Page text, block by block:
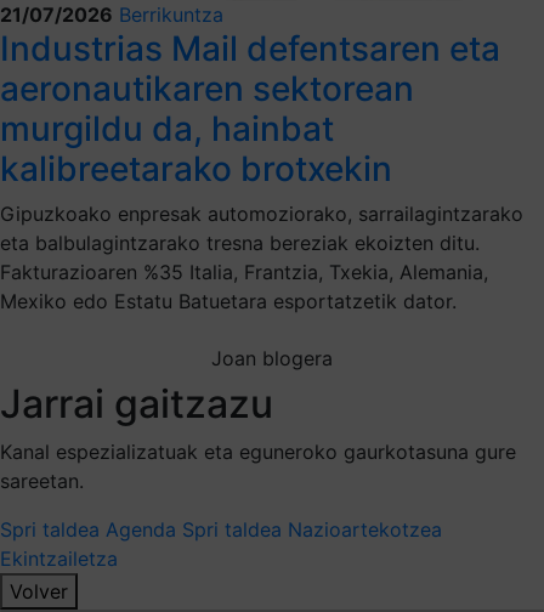
21/07/2026 Berrikuntza
Industrias Mail defentsaren eta
aeronautikaren sektorean
murgildu da, hainbat
kalibreetarako brotxekin
Gipuzkoako enpresak automoziorako, sarrailagintzarako
eta balbulagintzarako tresna bereziak ekoizten ditu.
Fakturazioaren %35 Italia, Frantzia, Txekia, Alemania,
Mexiko edo Estatu Batuetara esportatzetik dator.
Joan blogera
Jarrai gaitzazu
Kanal espezializatuak eta eguneroko gaurkotasuna gure
sareetan.
Spri taldea Agenda Spri taldea Nazioartekotzea
Ekintzailetza
Volver